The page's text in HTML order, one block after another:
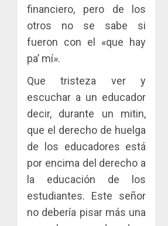
financiero, pero de los
otros no se sabe si
fueron con el «que hay
pa’ mí».
Que tristeza ver y
escuchar a un educador
decir, durante un mitin,
que el derecho de huelga
de los educadores está
por encima del derecho a
la educación de los
estudiantes. Este señor
no debería pisar más una